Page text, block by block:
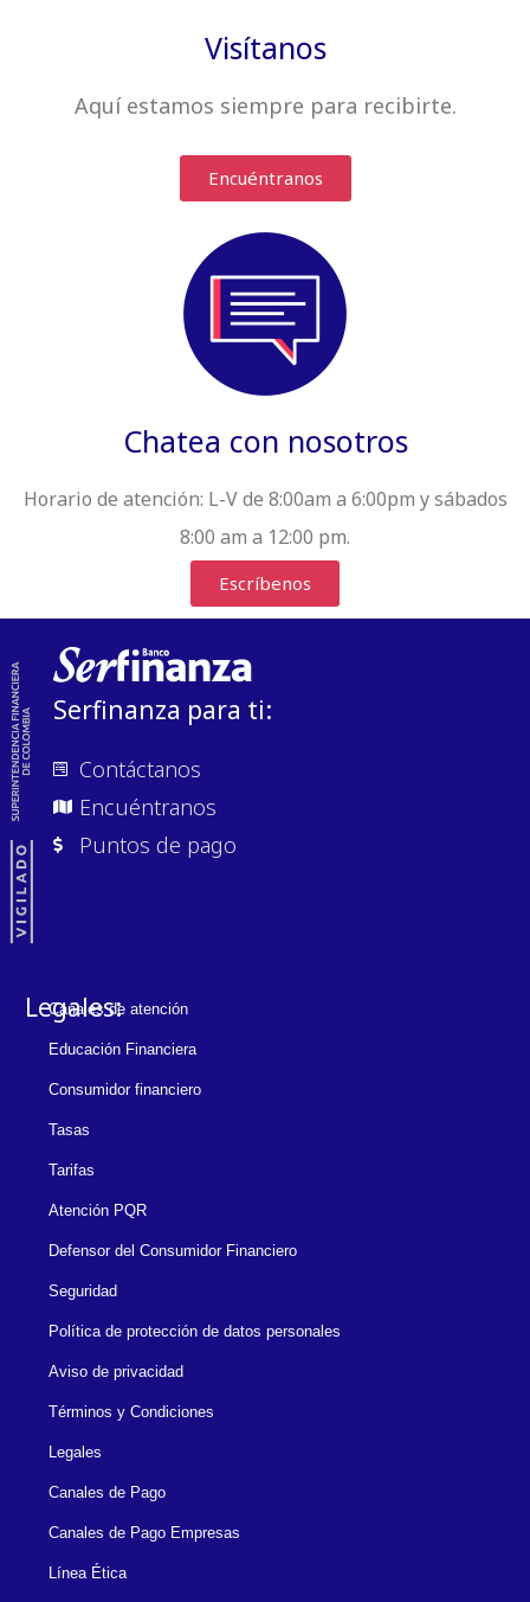
Visítanos
Aquí estamos siempre para recibirte.
Encuéntranos
Chatea con nosotros
Horario de atención: L-V de 8:00am a 6:00pm y sábados
8:00 am a 12:00 pm.
Escríbenos
Serfinanza para ti:
Contáctanos
Encuéntranos
Puntos de pago
Legales:
Canales de atención
Educación Financiera
Consumidor financiero
Tasas
Tarifas
Atención PQR
Defensor del Consumidor Financiero
Seguridad
Política de protección de datos personales
Aviso de privacidad
Términos y Condiciones
Legales
Canales de Pago
Canales de Pago Empresas
Línea Ética